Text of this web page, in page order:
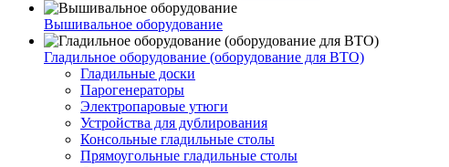
Вышивальное оборудование
Гладильное оборудование (оборудование для ВТО)
Гладильные доски
Парогенераторы
Электропаровые утюги
Устройства для дублирования
Консольные гладильные столы
Прямоугольные гладильные столы